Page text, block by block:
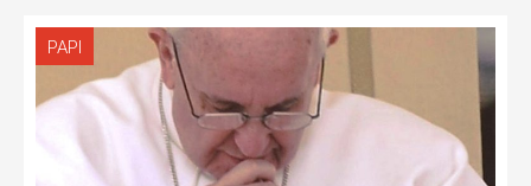
PAPI